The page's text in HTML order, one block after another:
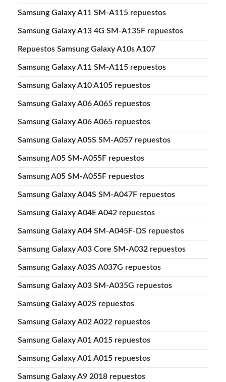
Samsung Galaxy A11 SM-A115 repuestos
Samsung Galaxy A13 4G SM-A135F repuestos
Repuestos Samsung Galaxy A10s A107
Samsung Galaxy A11 SM-A115 repuestos
Samsung Galaxy A10 A105 repuestos
Samsung Galaxy A06 A065 repuestos
Samsung Galaxy A06 A065 repuestos
Samsung Galaxy A05S SM-A057 repuestos
Samsung A05 SM-A055F repuestos
Samsung A05 SM-A055F repuestos
Samsung Galaxy A04S SM-A047F repuestos
Samsung Galaxy A04E A042 repuestos
Samsung Galaxy A04 SM-A045F-DS repuestos
Samsung Galaxy A03 Core SM-A032 repuestos
Samsung Galaxy A03S A037G repuestos
Samsung Galaxy A03 SM-A035G repuestos
Samsung Galaxy A02S repuestos
Samsung Galaxy A02 A022 repuestos
Samsung Galaxy A01 A015 repuestos
Samsung Galaxy A01 A015 repuestos
Samsung Galaxy A9 2018 repuestos